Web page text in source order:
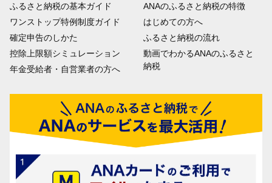
ふるさと納税の基本ガイド
ワンストップ特例制度ガイド
確定申告のしかた
控除上限額シミュレーション
年金受給者・自営業者の方へ
ANAのふるさと納税の特徴
はじめての方へ
ふるさと納税の流れ
動画でわかるANAのふるさと
納税